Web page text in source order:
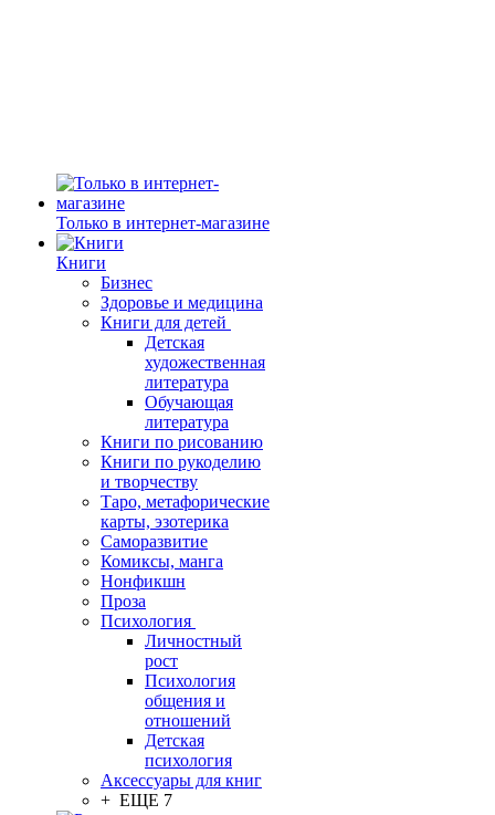
Только в интернет-магазине
Книги
Бизнес
Здоровье и медицина
Книги для детей
Детская
художественная
литература
Обучающая
литература
Книги по рисованию
Книги по рукоделию
и творчеству
Таро, метафорические
карты, эзотерика
Саморазвитие
Комиксы, манга
Нонфикшн
Проза
Психология
Личностный
рост
Психология
общения и
отношений
Детская
психология
Аксессуары для книг
+ ЕЩЕ 7